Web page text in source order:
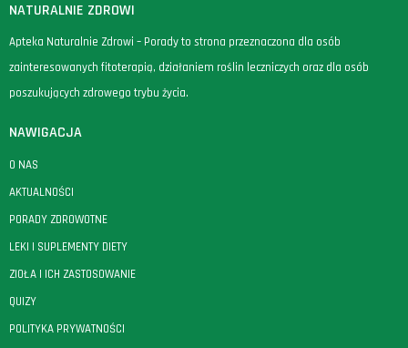
NATURALNIE ZDROWI
Apteka Naturalnie Zdrowi – Porady to strona przeznaczona dla osób
zainteresowanych fitoterapią, działaniem roślin leczniczych oraz dla osób
poszukujących zdrowego trybu życia.
NAWIGACJA
O NAS
AKTUALNOŚCI
PORADY ZDROWOTNE
LEKI I SUPLEMENTY DIETY
ZIOŁA I ICH ZASTOSOWANIE
QUIZY
POLITYKA PRYWATNOŚCI